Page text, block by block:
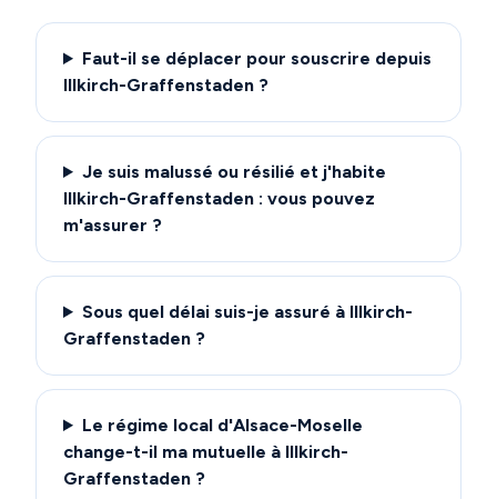
Faut-il se déplacer pour souscrire depuis
Illkirch-Graffenstaden ?
Je suis malussé ou résilié et j'habite
Illkirch-Graffenstaden : vous pouvez
m'assurer ?
Sous quel délai suis-je assuré à Illkirch-
Graffenstaden ?
Le régime local d'Alsace-Moselle
change-t-il ma mutuelle à Illkirch-
Graffenstaden ?